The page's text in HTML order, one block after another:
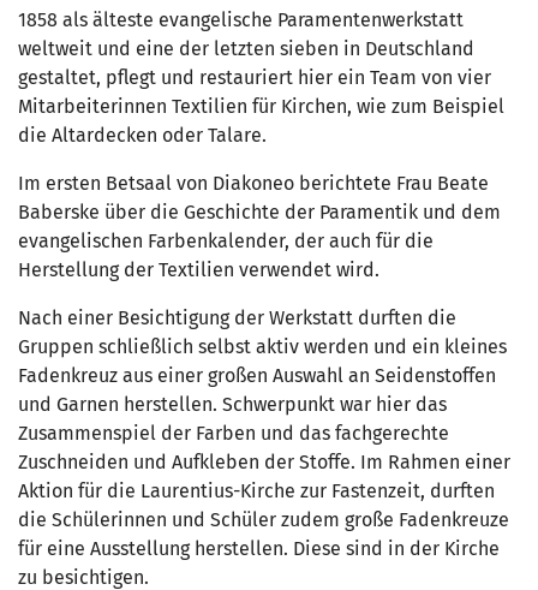
1858 als älteste evangelische Paramentenwerkstatt
weltweit und eine der letzten sieben in Deutschland
gestaltet, pflegt und restauriert hier ein Team von vier
Mitarbeiterinnen Textilien für Kirchen, wie zum Beispiel
die Altardecken oder Talare.
Im ersten Betsaal von Diakoneo berichtete Frau Beate
Baberske über die Geschichte der Paramentik und dem
evangelischen Farbenkalender, der auch für die
Herstellung der Textilien verwendet wird.
Nach einer Besichtigung der Werkstatt durften die
Gruppen schließlich selbst aktiv werden und ein kleines
Fadenkreuz aus einer großen Auswahl an Seidenstoffen
und Garnen herstellen. Schwerpunkt war hier das
Zusammenspiel der Farben und das fachgerechte
Zuschneiden und Aufkleben der Stoffe. Im Rahmen einer
Aktion für die Laurentius-Kirche zur Fastenzeit, durften
die Schülerinnen und Schüler zudem große Fadenkreuze
für eine Ausstellung herstellen. Diese sind in der Kirche
zu besichtigen.